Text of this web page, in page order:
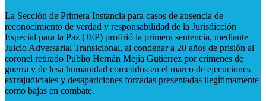
La Sección de Primera Instancia para casos de ausencia de
reconocimiento de verdad y responsabilidad de la Jurisdicción
Especial para la Paz (JEP) profirió la primera sentencia, mediante
Juicio Adversarial Transicional, al condenar a 20 años de prisión al
coronel retirado Publio Hernán Mejía Gutiérrez por crímenes de
guerra y de lesa humanidad cometidos en el marco de ejecuciones
extrajudiciales y desapariciones forzadas presentadas ilegítimamente
como bajas en combate.